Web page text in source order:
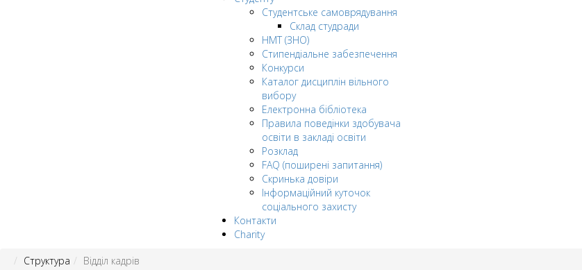
Студентське самоврядування
Склад студради
НМТ (ЗНО)
Стипендіальне забезпечення
Конкурси
Каталог дисциплін вільного
вибору
Електронна бібліотека
Правила поведінки здобувача
освіти в закладі освіти
Розклад
FAQ (поширені запитання)
Скринька довіри
Інформаційний куточок
соціального захисту
Контакти
Charity
Структура
Відділ кадрів